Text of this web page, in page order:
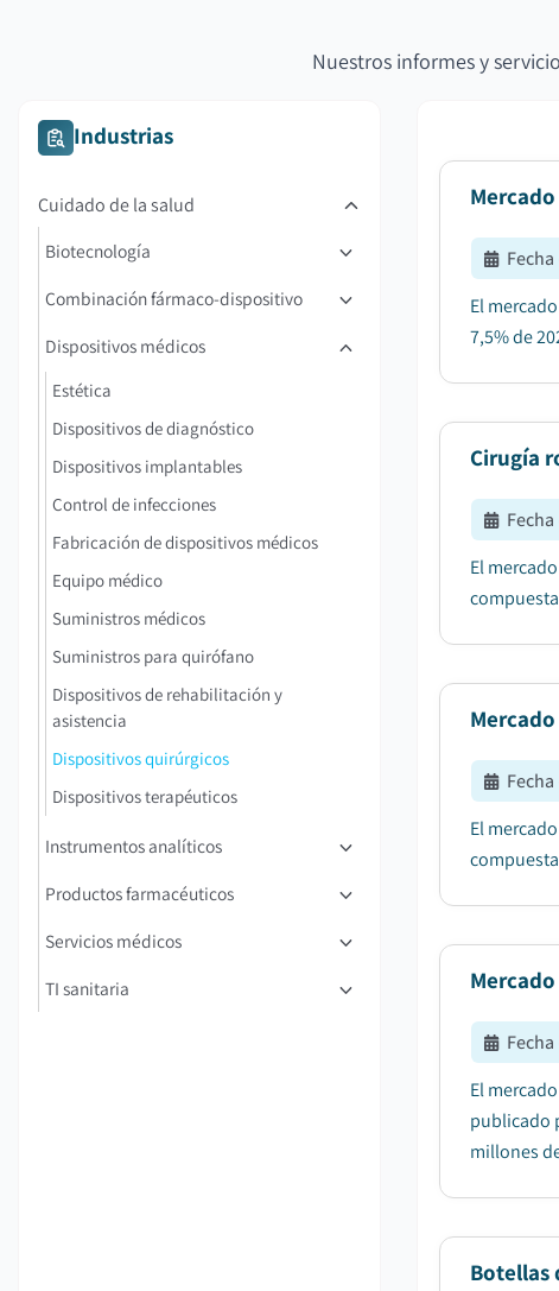
Nuestros informes y
Industrias
Cuidado de la salud
Biotecnología
Combinación fármaco-dispositivo
Dispositivos médicos
Estética
Dispositivos de diagnóstico
Dispositivos implantables
Control de infecciones
Fabricación de dispositivos médicos
Equipo médico
Suministros médicos
Suministros para quirófano
Dispositivos de rehabilitación y
asistencia
Dispositivos quirúrgicos
Dispositivos terapéuticos
Instrumentos analíticos
Productos farmacéuticos
Servicios médicos
TI sanitaria
El
7,5% de
Cirugía
El
El
El
publicado
millones
Botellas